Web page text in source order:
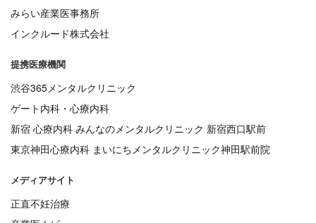
みらい産業医事務所
インクルード株式会社
提携医療機関
渋谷365メンタルクリニック
ゲート内科・心療内科
新宿 心療内科 みんなのメンタルクリニック 新宿西口駅前
東京神田心療内科 まいにちメンタルクリニック神田駅前院
メディアサイト
正直不妊治療